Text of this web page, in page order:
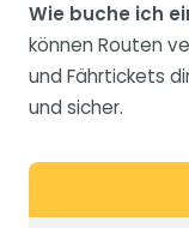
Wie buche ich
können Routen
und Fährtickets
und sicher.